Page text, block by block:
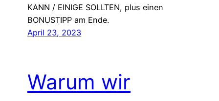
KANN / EINIGE SOLLTEN, plus einen
BONUSTIPP am Ende.
April 23, 2023
Warum wir